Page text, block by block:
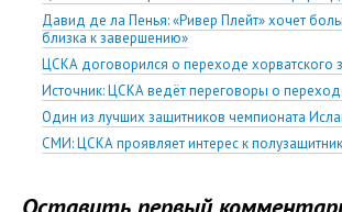
Давид де ла Пенья: «Ривер Плейт» хочет
близка к завершению»
ЦСКА договорился о переходе хорватского
Источник: ЦСКА ведёт переговоры о
Один из лучших защитников чемпионата
СМИ: ЦСКА проявляет интерес к